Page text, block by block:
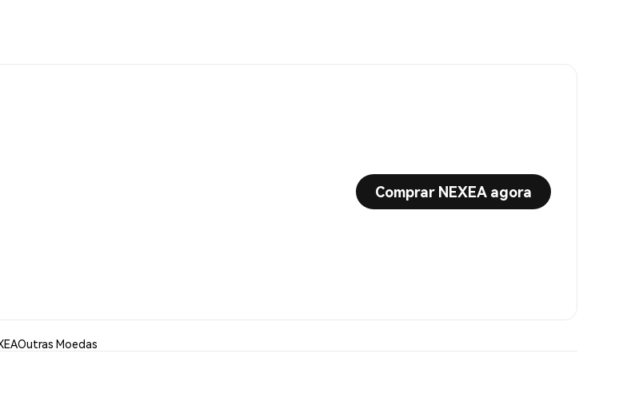
Comprar NEXEA agora
Outras Moedas